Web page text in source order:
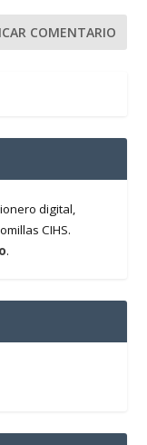
digital,
CIHS.
.